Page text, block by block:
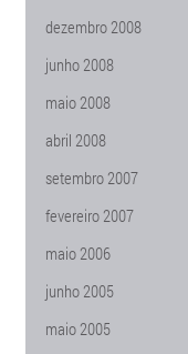
dezembro 2008
junho 2008
maio 2008
abril 2008
setembro 2007
fevereiro 2007
maio 2006
junho 2005
maio 2005